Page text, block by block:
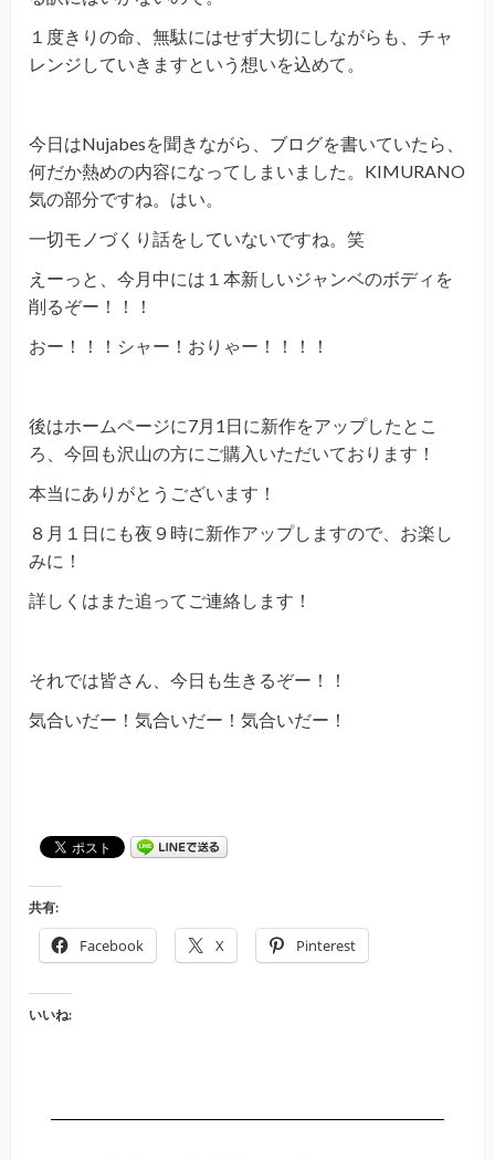
１度きりの命、無駄にはせず大切にしながらも、チャ
レンジしていきますという想いを込めて。
今日はNujabesを聞きながら、ブログを書いていたら、
何だか熱めの内容になってしまいました。KIMURANO
気の部分ですね。はい。
一切モノづくり話をしていないですね。笑
えーっと、今月中には１本新しいジャンベのボディを
削るぞー！！！
おー！！！シャー！おりゃー！！！！
後はホームページに7月1日に新作をアップしたとこ
ろ、今回も沢山の方にご購入いただいております！
本当にありがとうございます！
８月１日にも夜９時に新作アップしますので、お楽し
みに！
詳しくはまた追ってご連絡します！
それでは皆さん、今日も生きるぞー！！
気合いだー！気合いだー！気合いだー！
共有:
Facebook X Pinterest
いいね: